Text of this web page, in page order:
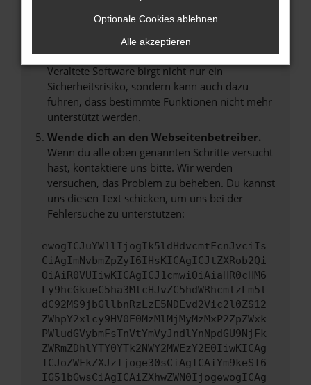
Probleme zu beheben.
Stelle sicher, dass dein Browser und dein
Betriebssystem auf dem neuesten Stand
sind.
Veraltete Software birgt nicht nur ein
Sicherheitsrisiko, sondern kann auch dazu
führen, dass bestimmte Funktionen nicht mehr
unterstützt werden.
Wende dich an den Webseitenbetreiber.
Wenn du alle oben genannten Schritte versucht
hast, kontaktiere uns bitte. Wir werden
versuchen, das Problem zu beheben. Du kannst
uns diesen Text schicken, um uns bei der
Fehlersuche zu unterstützen:
ewogICJuYW1lIjogIk5ldHdvcmtFcnJvciIs
CiAgImNvbmZpZyI6IHsKICAgICJtZXRob2Qi
OiAiR0VUIiwKICAgICJ1cmwiOiAiaHR0cHM6
Ly9hcGkueC5ha3MtcHJvZC5hdWRhcmlzLm5l
dC92MS9jbGllbnRzLzE5NDEvd2Vic2l0ZS12
ZWhpY2xlcy9HV0E0MzMlMjMyMzMxP2ZpZWxk
PWludGVybmFsTnVtYmVyJndlYnNpdGU9NjFk
ZWRmZDhlYTY0YTk2NWY2MWEzY2E0IiwKICAg
ICJoZWFkZXJzIjoge30sCiAgICAiYm9keSI6
IG51bGwsCiAgICAiZXhwZWN0IjogewogICAg
Optionale Cookies ablehnen
Alle akzeptieren